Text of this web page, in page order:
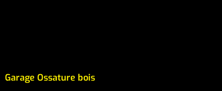
Garage Ossature bois